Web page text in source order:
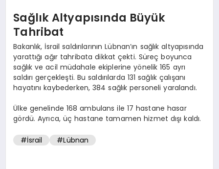
Sağlık Altyapısında Büyük
Tahribat
Bakanlık, İsrail saldırılarının Lübnan’ın sağlık altyapısında
yarattığı ağır tahribata dikkat çekti. Süreç boyunca
sağlık ve acil müdahale ekiplerine yönelik 165 ayrı
saldırı gerçekleşti. Bu saldırılarda 131 sağlık çalışanı
hayatını kaybederken, 384 sağlık personeli yaralandı.
Ülke genelinde 168 ambulans ile 17 hastane hasar
gördü. Ayrıca, üç hastane tamamen hizmet dışı kaldı.
#İsrail #Lübnan